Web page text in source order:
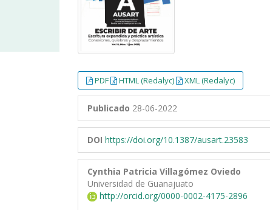
PDF HTML (Redalyc) XML (Redalyc)
Publicado 28-06-2022
DOI https://doi.org/10.1387/ausart.23583
Cynthia Patricia Villagómez Oviedo
Universidad de Guanajuato
http://orcid.org/0000-0002-4175-2896